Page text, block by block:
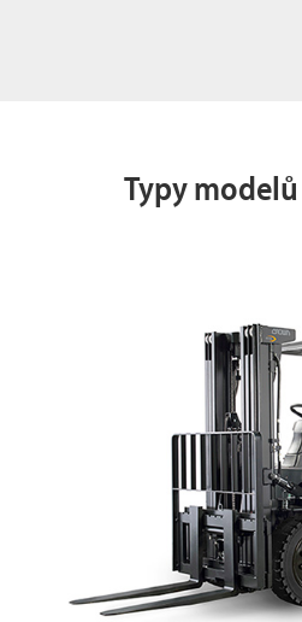
Typy modelů